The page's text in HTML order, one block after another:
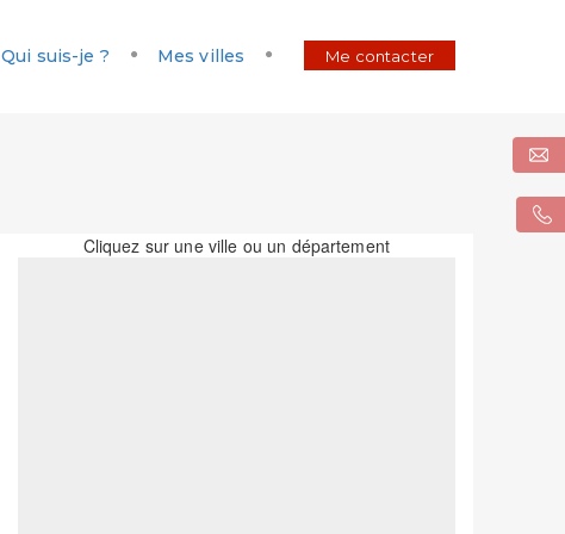
Qui suis-je ? Mes villes Me contacter
Cliquez sur une ville ou un département